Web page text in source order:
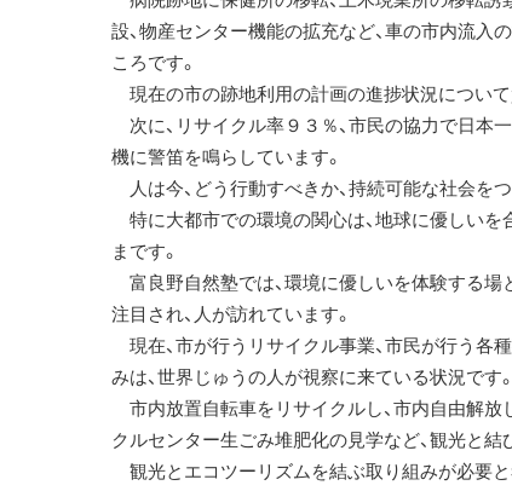
設、物産センター機能の拡充など、車の市内流
ころです。
現在の市の跡地利用の計画の進捗状況について
次に、リサイクル率９３％、市民の協力で日本
機に警笛を鳴らしています。
人は今、どう行動すべきか、持続可能な社会を
特に大都市での環境の関心は、地球に優しいを
まです。
富良野自然塾では、環境に優しいを体験する場
注目され、人が訪れています。
現在、市が行うリサイクル事業、市民が行う各
みは、世界じゅうの人が視察に来ている状況です。
市内放置自転車をリサイクルし、市内自由解放
クルセンター生ごみ堆肥化の見学など、観光と結
観光とエコツーリズムを結ぶ取り組みが必要と